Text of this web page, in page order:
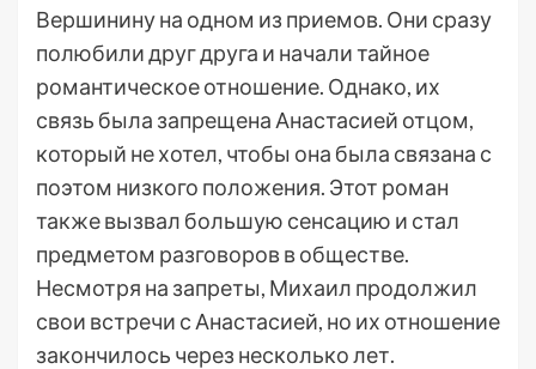
Вершинину на одном из приемов. Они сразу
полюбили друг друга и начали тайное
романтическое отношение. Однако, их
связь была запрещена Анастасией отцом,
который не хотел, чтобы она была связана с
поэтом низкого положения. Этот роман
также вызвал большую сенсацию и стал
предметом разговоров в обществе.
Несмотря на запреты, Михаил продолжил
свои встречи с Анастасией, но их отношение
закончилось через несколько лет.